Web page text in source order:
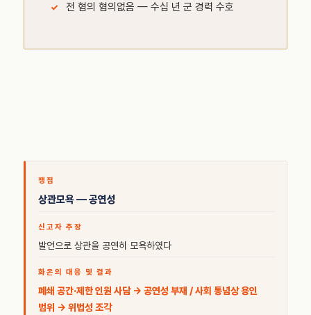
전 혐의 혐의없음 — 수십 년 군 경력 수호
상관모욕 — 공연성
발언으로 상관을 공연히 모욕하였다
폐쇄 공간·제한 인원 사담 → 공연성 부재 / 사회 통념상 용인
범위 → 위법성 조각